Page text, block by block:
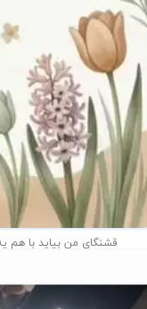
قشنگای من بيايد با هم